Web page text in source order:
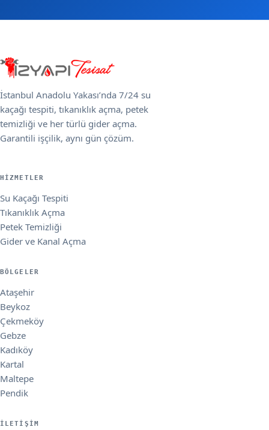
İstanbul Anadolu Yakası’nda 7/24 su
kaçağı tespiti, tıkanıklık açma, petek
temizliği ve her türlü gider açma.
Garantili işçilik, aynı gün çözüm.
HIZMETLER
Su Kaçağı Tespiti
Tıkanıklık Açma
Petek Temizliği
Gider ve Kanal Açma
BÖLGELER
Ataşehir
Beykoz
Çekmeköy
Gebze
Kadıköy
Kartal
Maltepe
Pendik
İLETIŞIM